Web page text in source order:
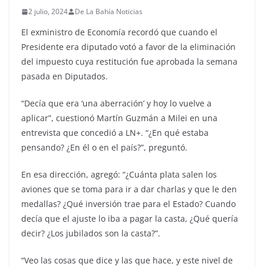
2 julio, 2024 De La Bahía Noticias
El exministro de Economía recordó que cuando el
Presidente era diputado votó a favor de la eliminación
del impuesto cuya restitución fue aprobada la semana
pasada en Diputados.
“Decía que era ‘una aberración’ y hoy lo vuelve a
aplicar”, cuestionó Martín Guzmán a Milei en una
entrevista que concedió a LN+. “¿En qué estaba
pensando? ¿En él o en el país?”, preguntó.
En esa dirección, agregó: “¿Cuánta plata salen los
aviones que se toma para ir a dar charlas y que le den
medallas? ¿Qué inversión trae para el Estado? Cuando
decía que el ajuste lo iba a pagar la casta, ¿Qué quería
decir? ¿Los jubilados son la casta?”.
“Veo las cosas que dice y las que hace, y este nivel de